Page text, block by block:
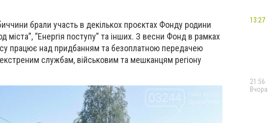
брали участь в декількох проєктах Фонду родини
міста”, “Енергія поступу” та інших. З весни Фонд в рамках
працює над придбанням та безоплатною передачею
службам, військовим та мешканцям регіону
13:27
21:56
Вчора